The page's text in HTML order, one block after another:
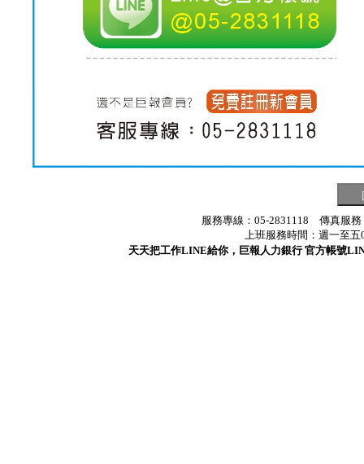
服務專線：05-2831118 傳真服
上班服務時間：週一至
天天把工作LINE給你，巨報人力銀行 官方帳號